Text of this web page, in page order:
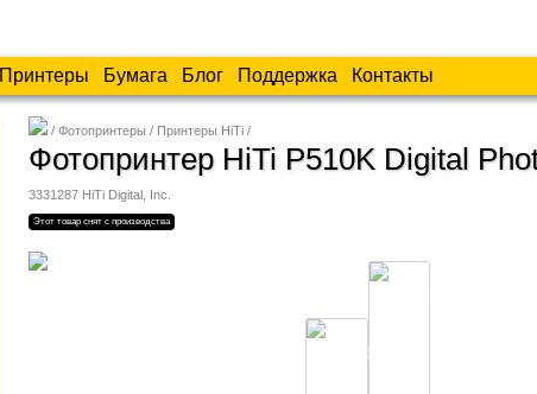
Принтеры Бумага Блог Поддержка Контакты
Фотопринтеры Принтеры HiTi
Фотопринтер HiTi P510K Digital
3331287 HiTi Digital, Inc.